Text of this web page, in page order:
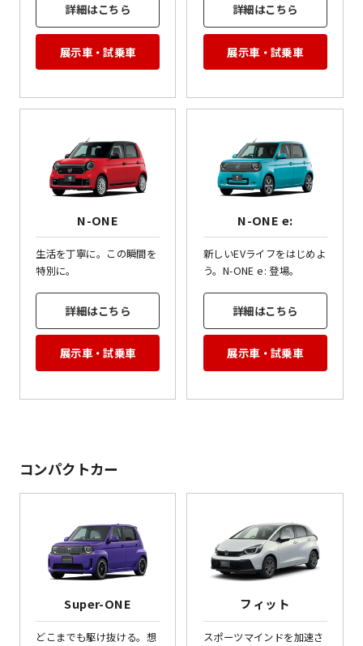
詳細はこちら
展示車・試乗車
詳細はこちら
展示車・試乗車
N-ONE
生活を丁寧に。この瞬間を
特別に。
詳細はこちら
展示車・試乗車
N-ONE e:
新しいEVライフをはじめよ
う。N-ONE e: 登場。
詳細はこちら
展示車・試乗車
コンパクトカー
Super-ONE
どこまでも駆け抜ける。想
フィット
スポーツマインドを加速さ